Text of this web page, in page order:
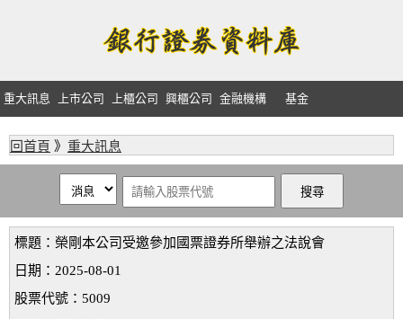
重大訊息 上市公司 上櫃公司 興櫃公司 金融機構 基金
回首頁 》 重大訊息
標題：榮剛本公司受邀參加國票證券所舉辦之法說會
日期：2025-08-01
股票代號：5009